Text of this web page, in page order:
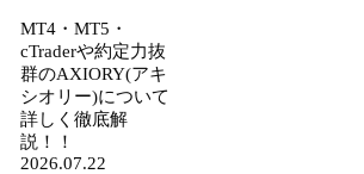
MT4・MT5・
cTraderや約定力抜
群のAXIORY(アキ
シオリー)について
詳しく徹底解
説！！
2026.07.22